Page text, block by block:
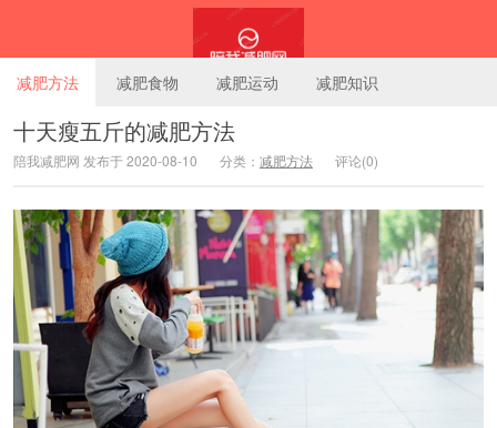
陪我减肥网
减肥方法 减肥食物 减肥运动 减肥知识
十天瘦五斤的减肥方法
陪我减肥网 发布于 2020-08-10 分类： 减肥方法 评论(0)